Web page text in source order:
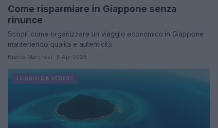
Come risparmiare in Giappone senza
rinunce
Scopri come organizzare un viaggio economico in Giappone
mantenendo qualità e autenticità
Bianca Marchesi · 8 Apr 2026
LUOGHI DA VEDERE